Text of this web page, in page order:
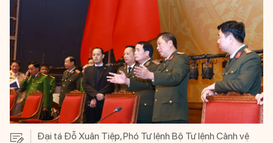
Đại tá Đỗ Xuân Tiệp, Phó Tư lệnh Bộ Tư lệnh Cảnh vệ